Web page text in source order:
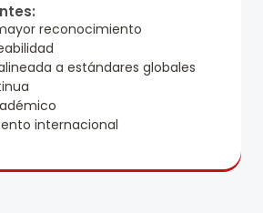
reconocimiento
a estándares globales
internacional